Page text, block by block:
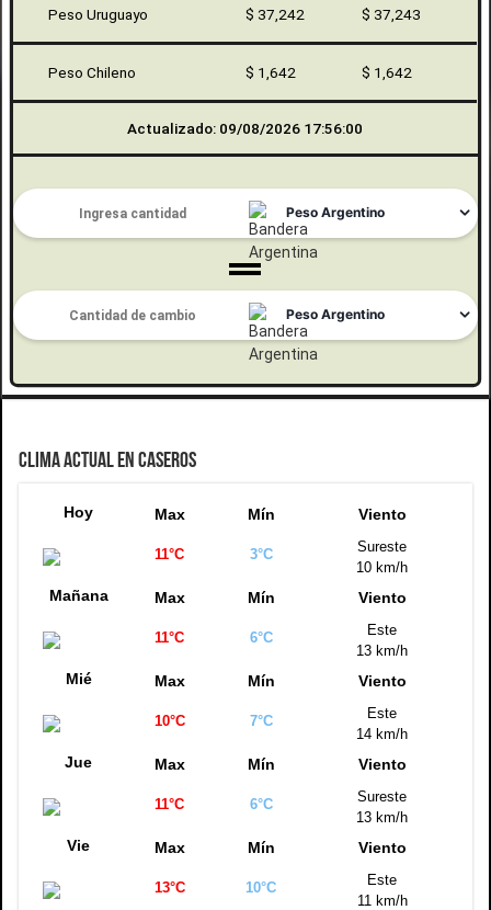
Peso Uruguayo $ 37,242 $ 37,243
Peso Chileno $ 1,642 $ 1,642
Actualizado: 09/08/2026 17:56:00
CLIMA ACTUAL EN CASEROS
Hoy Max Mín Viento
11°C 3°C
Sureste
10 km/h
Mañana Max Mín Viento
11°C 6°C
Este
13 km/h
Mié Max Mín Viento
10°C 7°C
Este
14 km/h
Jue Max Mín Viento
11°C 6°C
Sureste
13 km/h
Vie Max Mín Viento
13°C 10°C
Este
11 km/h